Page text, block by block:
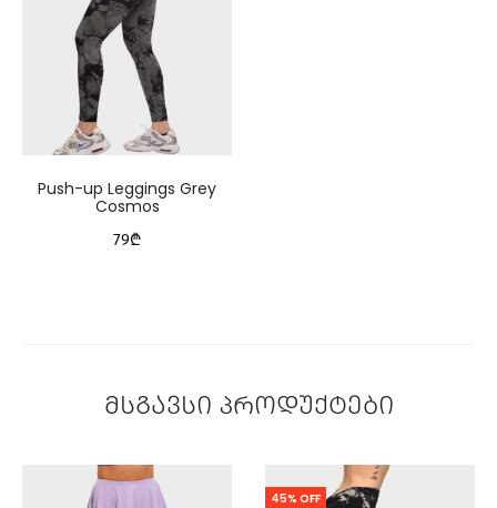
Push-up Leggings Grey
Cosmos
79₾
მსგავსი პროდუქტები
45% OFF